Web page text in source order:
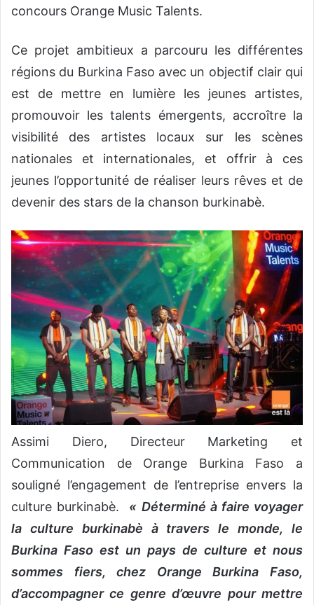
concours Orange Music Talents.
Ce projet ambitieux a parcouru les différentes
régions du Burkina Faso avec un objectif clair qui
est de mettre en lumière les jeunes artistes,
promouvoir les talents émergents, accroître la
visibilité des artistes locaux sur les scènes
nationales et internationales, et offrir à ces
jeunes l’opportunité de réaliser leurs rêves et de
devenir des stars de la chanson burkinabè.
Assimi Diero, Directeur Marketing et
Communication de Orange Burkina Faso a
souligné l’engagement de l’entreprise envers la
culture burkinabè. « Déterminé à faire voyager
la culture burkinabè à travers le monde, le
Burkina Faso est un pays de culture et nous
sommes fiers, chez Orange Burkina Faso,
d’accompagner ce genre d’œuvre pour mettre